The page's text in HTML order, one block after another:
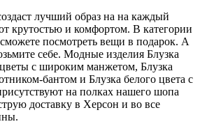
лучший образ на на каждый
крутостью и комфортом. В категории
посмотреть вещи в подарок. А
себе. Модные изделия Блузка
с широким манжетом, Блузка
бантом и Блузка белого цвета с
на полках нашего шопа
доставку в Херсон и во все